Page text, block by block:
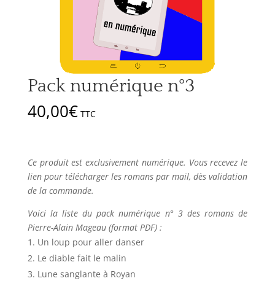
Pack numérique n°3
40,00€ TTC
Ce produit est exclusivement numérique. Vous recevez le
lien pour télécharger les romans par mail, dès validation
de la commande.
Voici la liste du pack numérique n° 3 des romans de
Pierre-Alain Mageau (format PDF) :
Un loup pour aller danser
Le diable fait le malin
Lune sanglante à Royan